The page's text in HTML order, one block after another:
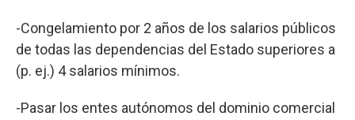
-Congelamiento por 2 años de los salarios públicos
de todas las dependencias del Estado superiores a
(p. ej.) 4 salarios mínimos.
-Pasar los entes autónomos del dominio comercial